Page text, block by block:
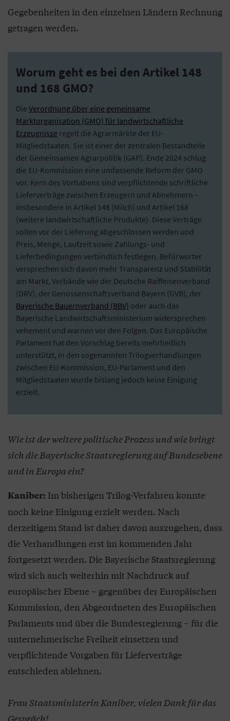
Gegebenheiten in den einzelnen Ländern Rechnung
getragen werden.
Worum geht es bei den Artikel 148
und 168 GMO?
Die Verordnung über eine gemeinsame
Marktorganisation (GMO) für landwirtschaftliche
Erzeugnisse regelt die Agrarmärkte der EU-
Mitgliedstaaten. Sie ist einer der zentralen Bestandteile
der Gemeinsamen Agrarpolitik (GAP). Ende 2024 schlug
die EU-Kommission eine umfassende Reform der GMO
vor. Kern des Vorhabens sind verpflichtende schriftliche
Lieferverträge zwischen Erzeugern und Abnehmern –
insbesondere in Artikel 148 (Milch) und Artikel 168
(weitere landwirtschaftliche Produkte). Diese Verträge
sollen vor der Lieferung abgeschlossen werden und
Preis, Menge, Laufzeit sowie Zahlungs- und
Lieferbedingungen verbindlich festlegen. Befürworter
versprechen sich davon mehr Transparenz und Stabilität
am Markt, Verbände wie der Deutsche Raiffeisenverband
(DRV), der Genossenschaftsverband Bayern (GVB), der
Bayerische Bauernverband (BBV) oder auch das
Bayerische Landwirtschaftsministerium widersprechen
vehement und warnen vor den Folgen. Das Europäische
Parlament hat den Vorschlag bereits mehrheitlich
unterstützt, in den sogenannten Trilogverhandlungen
zwischen EU-Kommission, EU-Parlament und den
Mitgliedstaaten wurde bislang jedoch keine Einigung
erzielt.
Wie ist der weitere politische Prozess und wie bringt
sich die Bayerische Staatsregierung auf Bundesebene
und in Europa ein?
Kaniber: Im bisherigen Trilog-Verfahren konnte
noch keine Einigung erzielt werden. Nach
derzeitigem Stand ist daher davon auszugehen, dass
die Verhandlungen erst im kommenden Jahr
fortgesetzt werden. Die Bayerische Staatsregierung
wird sich auch weiterhin mit Nachdruck auf
europäischer Ebene – gegenüber der Europäischen
Kommission, den Abgeordneten des Europäischen
Parlaments und über die Bundesregierung – für die
unternehmerische Freiheit einsetzen und
verpflichtende Vorgaben für Lieferverträge
entschieden ablehnen.
Frau Staatsministerin Kaniber, vielen Dank für das
Gespräch!